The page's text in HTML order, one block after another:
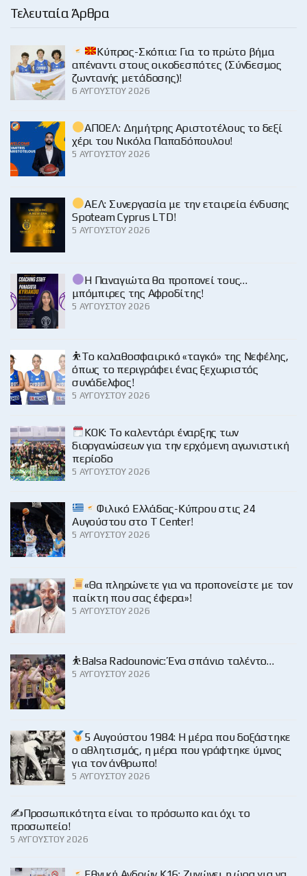
Τελευταία Άρθρα
Κύπρος-Σκόπια: Για το πρώτο βήμα
απέναντι στους οικοδεσπότες (Σύνδεσμος
ζωντανής μετάδοσης)!
6 ΑΥΓΟΎΣΤΟΥ 2026
ΑΠΟΕΛ: Δημήτρης Αριστοτέλους το δεξί
χέρι του Νικόλα Παπαδόπουλου!
5 ΑΥΓΟΎΣΤΟΥ 2026
ΑΕΛ: Συνεργασία με την εταιρεία ένδυσης
Spoteam Cyprus LTD!
5 ΑΥΓΟΎΣΤΟΥ 2026
Η Παναγιώτα θα προπονεί τους…
μπόμπιρες της Αφροδίτης!
5 ΑΥΓΟΎΣΤΟΥ 2026
⛹️‍Το καλαθοσφαιρικό «ταγκό» της Νεφέλης,
όπως το περιγράφει ένας ξεχωριστός
συνάδελφος!
5 ΑΥΓΟΎΣΤΟΥ 2026
KOK: Το καλεντάρι έναρξης των
διοργανώσεων για την ερχόμενη αγωνιστική
περίοδο
5 ΑΥΓΟΎΣΤΟΥ 2026
Φιλικό Ελλάδας-Κύπρου στις 24
Αυγούστου στο Τ Center!
5 ΑΥΓΟΎΣΤΟΥ 2026
«Θα πληρώνετε για να προπονείστε με τον
παίκτη που σας έφερα»!
5 ΑΥΓΟΎΣΤΟΥ 2026
⛹️Balsa Radounovic: Ένα σπάνιο ταλέντο…
5 ΑΥΓΟΎΣΤΟΥ 2026
5 Αυγούστου 1984: Η μέρα που δοξάστηκε
ο αθλητισμός, η μέρα που γράφτηκε ύμνος
για τον άνθρωπο!
5 ΑΥΓΟΎΣΤΟΥ 2026
✍️Προσωπικότητα είναι το πρόσωπο και όχι το
προσωπείο!
5 ΑΥΓΟΎΣΤΟΥ 2026